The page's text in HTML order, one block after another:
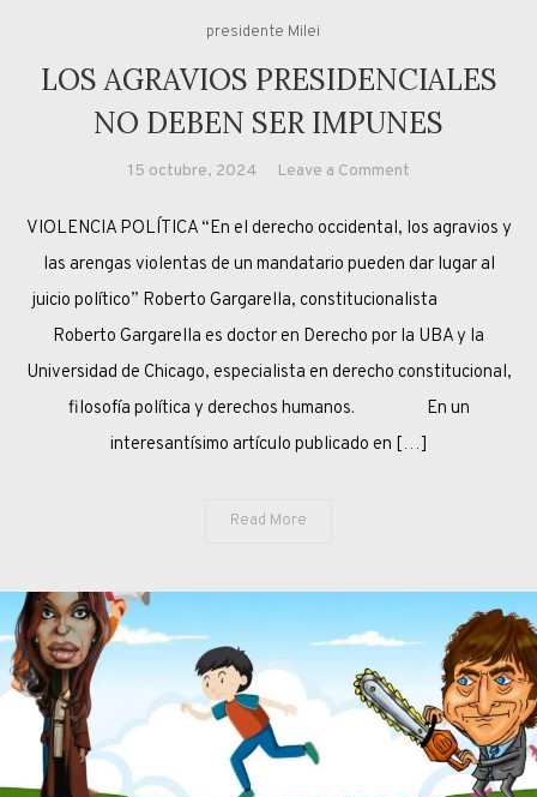
presidente Milei
LOS AGRAVIOS PRESIDENCIALES
NO DEBEN SER IMPUNES
15 octubre, 2024 Leave a Commenton
AGRAVIOS
NO
IMPUNES
VIOLENCIA POLÍTICA “En el derecho occidental, los agravios y
las arengas violentas de un mandatario pueden dar lugar al
juicio político” Roberto Gargarella, constitucionalista
Roberto Gargarella es doctor en Derecho por la UBA y la
Universidad de Chicago, especialista en derecho constitucional,
filosofía política y derechos humanos. En un
interesantísimo artículo publicado en […]
Read More